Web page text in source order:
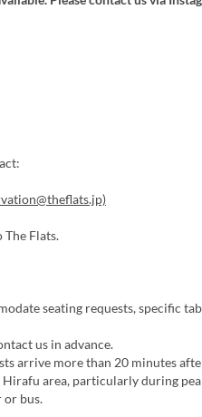
Flats.
seating requests, specific
us in advance.
arrive more than 20 minutes
area, particularly during
bus.